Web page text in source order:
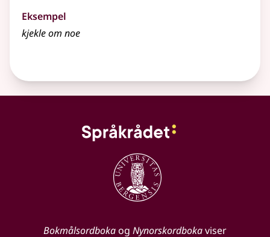
Eksempel
kjekleom noe
Bokmålsordbokaog Nynorskordbokaviser